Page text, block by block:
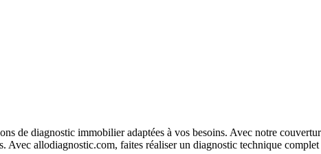
de diagnostic immobilier adaptées à vos besoins. Avec notre
allodiagnostic.com, faites réaliser un diagnostic technique